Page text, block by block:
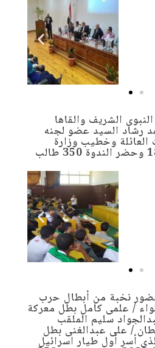
الشريف والقاها
رشاد السيد عضو لجنه
وخطيب وزارة
نخبة من أبطال حرب
/ علمى كامل بطل معركة
سليم الملقب
/ على عبدالغنى بطل
أسر أول طيار اسرائيل